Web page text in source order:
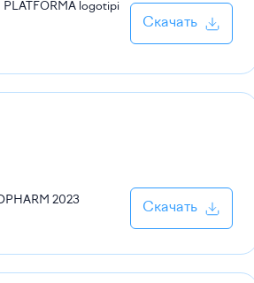
logotipi
Скачать
2023
Скачать